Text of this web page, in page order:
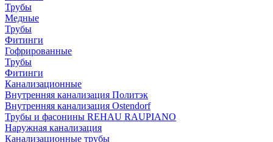
Трубы
Медные
Трубы
Фитинги
Гофрированные
Трубы
Фитинги
Канализационные
Внутренняя канализация Политэк
Внутренняя канализация Ostendorf
Трубы и фасонины REHAU RAUPIANO
Наружная канализация
Канализационные трубы